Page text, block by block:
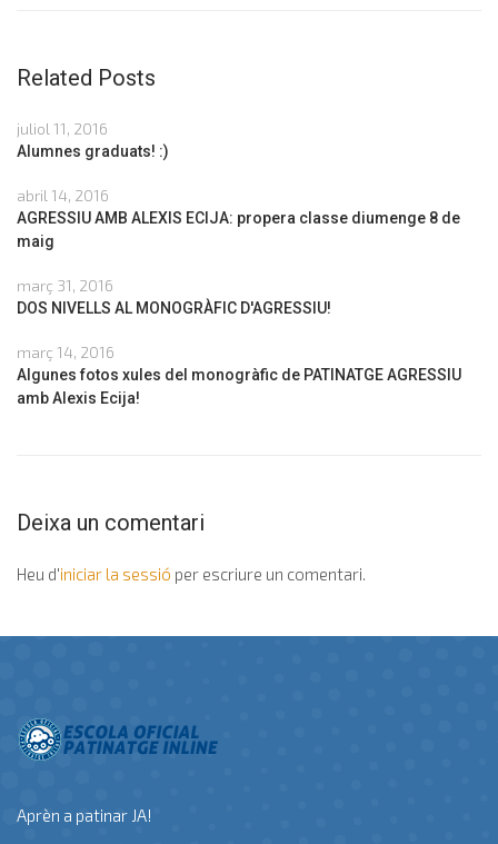
Related Posts
juliol 11, 2016
Alumnes graduats! :)
abril 14, 2016
AGRESSIU AMB ALEXIS ECIJA: propera classe diumenge 8 de
maig
març 31, 2016
DOS NIVELLS AL MONOGRÀFIC D'AGRESSIU!
març 14, 2016
Algunes fotos xules del monogràfic de PATINATGE AGRESSIU
amb Alexis Ecija!
Deixa un comentari
Heu d'iniciar la sessió per escriure un comentari.
Aprèn a patinar JA!